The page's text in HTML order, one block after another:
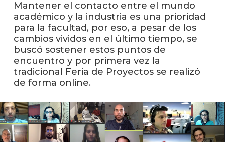
en
los
Mantener el contacto entre el mundo
académico y la industria es una prioridad
para la facultad, por eso, a pesar de los
cambios vividos en el último tiempo, se
buscó sostener estos puntos de
encuentro y por primera vez la
tradicional Feria de Proyectos se realizó
de forma online.